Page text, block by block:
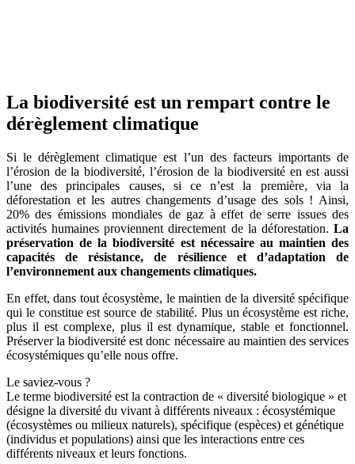
La biodiversité est un rempart contre le
dérèglement climatique
Si le dérèglement climatique est l’un des facteurs importants de
l’érosion de la biodiversité, l’érosion de la biodiversité en est aussi
l’une des principales causes, si ce n’est la première, via la
déforestation et les autres changements d’usage des sols ! Ainsi,
20% des émissions mondiales de gaz à effet de serre issues des
activités humaines proviennent directement de la déforestation. La
préservation de la biodiversité est nécessaire au maintien des
capacités de résistance, de résilience et d’adaptation de
l’environnement aux changements climatiques.
En effet, dans tout écosystème, le maintien de la diversité spécifique
qui le constitue est source de stabilité. Plus un écosystème est riche,
plus il est complexe, plus il est dynamique, stable et fonctionnel.
Préserver la biodiversité est donc nécessaire au maintien des services
écosystémiques qu’elle nous offre.
Le saviez-vous ?
Le terme biodiversité est la contraction de « diversité biologique » et
désigne la diversité du vivant à différents niveaux : écosystémique
(écosystèmes ou milieux naturels), spécifique (espèces) et génétique
(individus et populations) ainsi que les interactions entre ces
différents niveaux et leurs fonctions.